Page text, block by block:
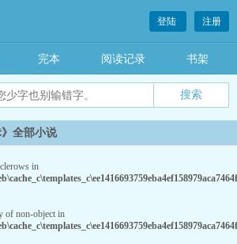
登陆 注册
完本 阅读记录 书架
》全部小说
in
of non-object in